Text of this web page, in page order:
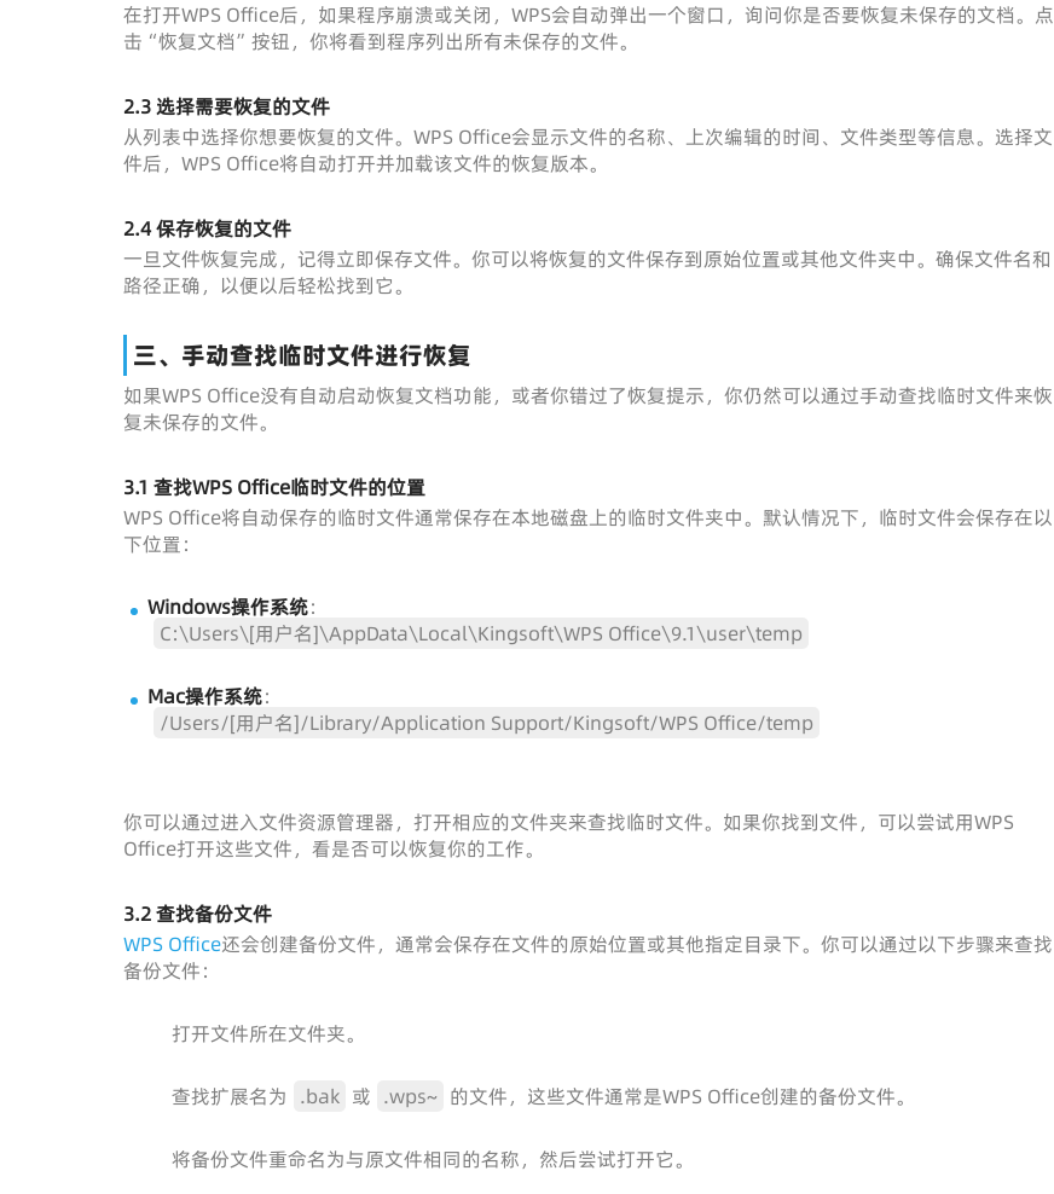
在打开WPS Office后，如果程序崩溃或关闭，WPS会自动弹出一个窗口，询问你是否要恢复未保存的文档。点
击“恢复文档”按钮，你将看到程序列出所有未保存的文件。
2.3 选择需要恢复的文件
从列表中选择你想要恢复的文件。WPS Office会显示文件的名称、上次编辑的时间、文件类型等信息。选择文
件后，WPS Office将自动打开并加载该文件的恢复版本。
2.4 保存恢复的文件
一旦文件恢复完成，记得立即保存文件。你可以将恢复的文件保存到原始位置或其他文件夹中。确保文件名和
路径正确，以便以后轻松找到它。
三、手动查找临时文件进行恢复
如果WPS Office没有自动启动恢复文档功能，或者你错过了恢复提示，你仍然可以通过手动查找临时文件来恢
复未保存的文件。
3.1 查找WPS Office临时文件的位置
WPS Office将自动保存的临时文件通常保存在本地磁盘上的临时文件夹中。默认情况下，临时文件会保存在以
下位置：
Windows操作系统：
C:\Users\[用户名]\AppData\Local\Kingsoft\WPS Office\9.1\user\temp
Mac操作系统：
/Users/[用户名]/Library/Application Support/Kingsoft/WPS Office/temp
你可以通过进入文件资源管理器，打开相应的文件夹来查找临时文件。如果你找到文件，可以尝试用WPS
Office打开这些文件，看是否可以恢复你的工作。
3.2 查找备份文件
WPS Office还会创建备份文件，通常会保存在文件的原始位置或其他指定目录下。你可以通过以下步骤来查找
备份文件：
打开文件所在文件夹。
查找扩展名为 .bak 或 .wps~ 的文件，这些文件通常是WPS Office创建的备份文件。
将备份文件重命名为与原文件相同的名称，然后尝试打开它。